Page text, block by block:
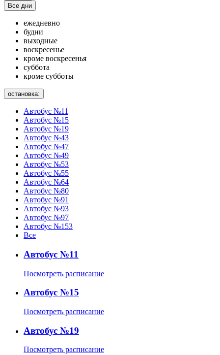
Все дни
ежедневно
будни
выходные
воскресенье
кроме воскресенья
суббота
кроме субботы
остановка:
Автобус №11
Автобус №15
Автобус №19
Автобус №43
Автобус №47
Автобус №49
Автобус №53
Автобус №55
Автобус №64
Автобус №80
Автобус №91
Автобус №93
Автобус №97
Автобус №153
Все
Автобус №11
Посмотреть расписание
Автобус №15
Посмотреть расписание
Автобус №19
Посмотреть расписание